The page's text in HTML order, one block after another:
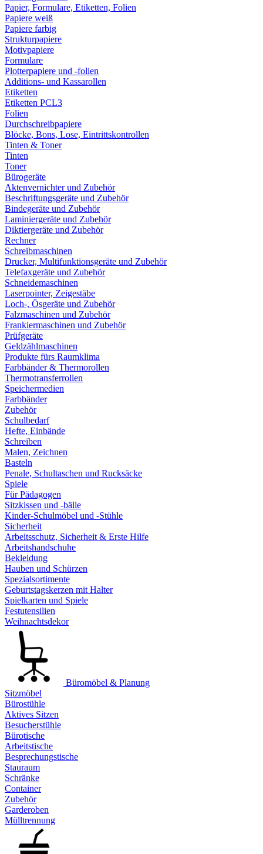
Papier, Formulare, Etiketten, Folien
Papiere weiß
Papiere farbig
Strukturpapiere
Motivpapiere
Formulare
Plotterpapiere und -folien
Additions- und Kassarollen
Etiketten
Etiketten PCL3
Folien
Durchschreibpapiere
Blöcke, Bons, Lose, Eintrittskontrollen
Tinten & Toner
Tinten
Toner
Bürogeräte
Aktenvernichter und Zubehör
Beschriftungsgeräte und Zubehör
Bindegeräte und Zubehör
Laminiergeräte und Zubehör
Diktiergeräte und Zubehör
Rechner
Schreibmaschinen
Drucker, Multifunktionsgeräte und Zubehör
Telefaxgeräte und Zubehör
Schneidemaschinen
Laserpointer, Zeigestäbe
Loch-, Ösgeräte und Zubehör
Falzmaschinen und Zubehör
Frankiermaschinen und Zubehör
Prüfgeräte
Geldzählmaschinen
Produkte fürs Raumklima
Farbbänder & Thermorollen
Thermotransferrollen
Speichermedien
Farbbänder
Zubehör
Schulbedarf
Hefte, Einbände
Schreiben
Malen, Zeichnen
Basteln
Penale, Schultaschen und Rucksäcke
Spiele
Für Pädagogen
Sitzkissen und -bälle
Kinder-Schulmöbel und -Stühle
Sicherheit
Arbeitsschutz, Sicherheit & Erste Hilfe
Arbeitshandschuhe
Bekleidung
Hauben und Schürzen
Spezialsortimente
Geburtstagskerzen mit Halter
Spielkarten und Spiele
Festutensilien
Weihnachtsdekor
Büromöbel & Planung
Sitzmöbel
Bürostühle
Aktives Sitzen
Besucherstühle
Bürotische
Arbeitstische
Besprechungstische
Stauraum
Schränke
Container
Zubehör
Garderoben
Mülltrennung